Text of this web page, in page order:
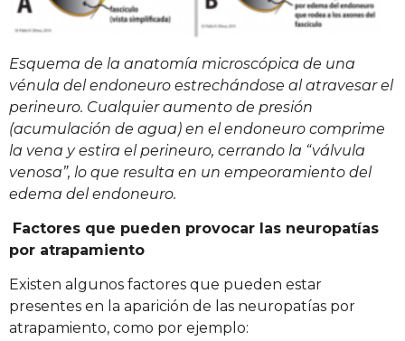
Esquema de la anatomía microscópica de una
vénula del endoneuro estrechándose al atravesar el
perineuro. Cualquier aumento de presión
(acumulación de agua) en el endoneuro comprime
la vena y estira el perineuro, cerrando la “válvula
venosa”, lo que resulta en un empeoramiento del
edema del endoneuro.
Factores que pueden provocar las neuropatías
por atrapamiento
Existen algunos factores que pueden estar
presentes en la aparición de las neuropatías por
atrapamiento, como por ejemplo: